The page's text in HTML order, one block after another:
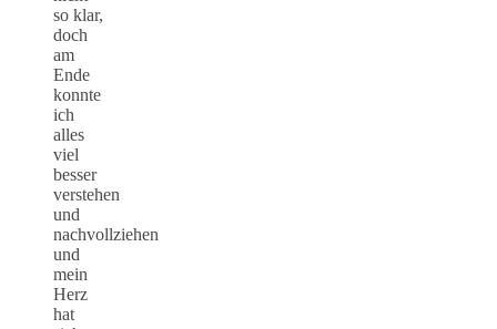
so klar,
doch
am
Ende
konnte
ich
alles
viel
besser
verstehen
und
nachvollziehen
und
mein
Herz
hat